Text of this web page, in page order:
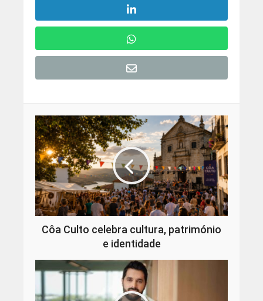
Côa Culto celebra cultura, património
e identidade